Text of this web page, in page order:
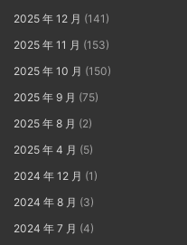
2025 年 12 月 (141)
2025 年 11 月 (153)
2025 年 10 月 (150)
2025 年 9 月 (75)
2025 年 8 月 (2)
2025 年 4 月 (5)
2024 年 12 月 (1)
2024 年 8 月 (3)
2024 年 7 月 (4)